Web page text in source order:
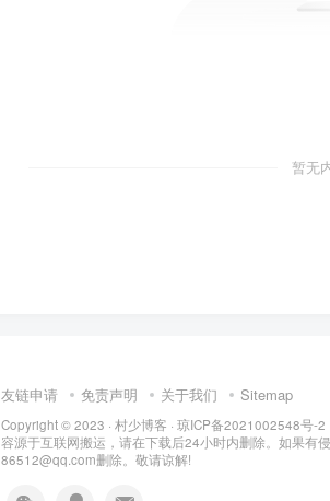
暂无
友链申请 免责声明 关于我们 Sitemap
Copyright © 2023 · 村少博客 · 琼ICP备2021002548号-2
容源于互联网搬运，请在下载后24小时内删除。如果有
86512@qq.com删除。敬请谅解!